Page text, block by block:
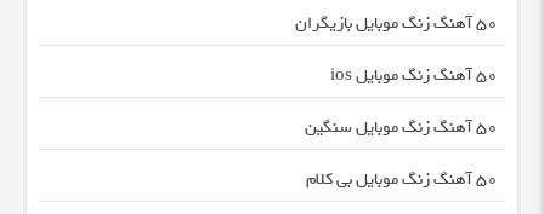
50 آهنگ زنگ موبایل بازیگران
50 آهنگ زنگ موبایل ios
50 آهنگ زنگ موبایل سنگین
50 آهنگ زنگ موبایل بی کلام